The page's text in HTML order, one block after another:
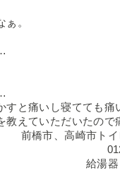
。
と痛いし寝てても痛
えていただいたので
前橋市、高崎市ト
給湯